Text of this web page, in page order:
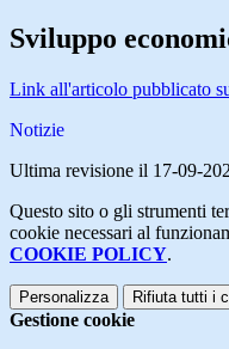
Sviluppo
Link all'articolo pubblicato
Notizie
Ultima revisione il 17-09-
Questo sito o gli strumenti
cookie necessari al
COOKIE POLICY.
Personalizza Rifiuta tutti i
Gestione cookie